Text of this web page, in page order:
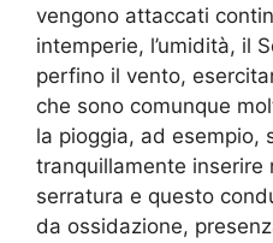
vengono attaccati
intemperie, l’umidità, il
perfino il vento,
che sono comunque
la pioggia, ad esempio,
tranquillamente inserire
serratura e questo
da ossidazione,